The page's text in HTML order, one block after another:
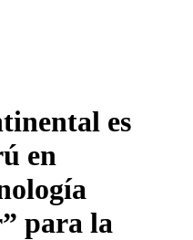
es
en
para la